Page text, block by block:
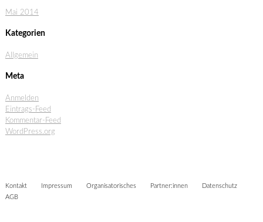
Mai 2014
Kategorien
Allgemein
Meta
Anmelden
Eintrags-Feed
Kommentar-Feed
WordPress.org
Kontakt Impressum Organisatorisches Partner:innen
Datenschutz
AGB